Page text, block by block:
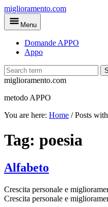
Skip
to
main
miglioramento.com
Menu
Domande APPO
Appo
miglioramento.com
metodo APPO
You are here: Home /Posts
Tag: poesia
Alfabeto
Crescita personale e
Crescita personale e